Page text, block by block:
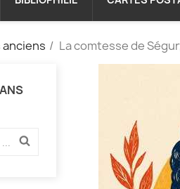
anciens La comtesse de